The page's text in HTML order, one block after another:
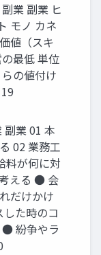
業 副業 ヒ
モノ カネ
値（スキ
最低 単位
の値付け
副業 01 本
02 業務工
料が何に対
える ● 会
だけかけ
た時のコ
● 紛争やラ